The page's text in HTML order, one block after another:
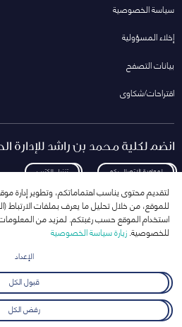
سياسة الخصوصية
إخلاء المسؤولية
بيانات التصفح
اقتراحات/شكاوى
انضم لكلية محمد بن راشد للإدارة
لمعاودة الاتصال بكم تنزيل الكتيب
انضم إلى قائمة مراسلاتنا
لتقديم محتوى يناسب اهتماماتكم، وتطوير إدارة
للموقع، من خلال تحليل ما يعرف بملفات الارتباط
استخدام الموقع حسب رغبتكم. لمزيد من
للخصوصية.زيارة سياسة الخصوصية
الإعداد
قبول الكل
رفض الكل